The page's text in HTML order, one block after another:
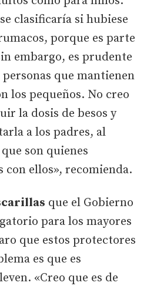
clasificaría si hubiese
porque es parte
embargo, es prudente
que mantienen
los pequeños. No creo
la dosis de besos y
a los padres, al
son quienes
con ellos», recomienda.
que el Gobierno
para los mayores
que estos protectores
es que es
«Creo que es de